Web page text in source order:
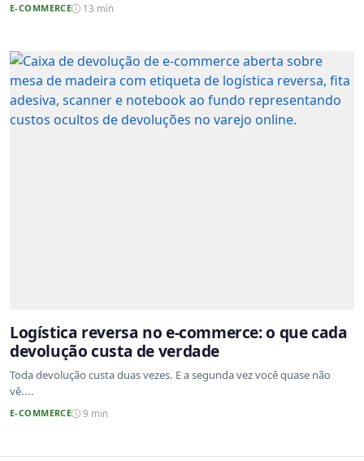
E-COMMERCE 13 min
Logística reversa no e-commerce: o que cada
devolução custa de verdade
Toda devolução custa duas vezes. E a segunda vez você quase não
vê....
E-COMMERCE 9 min